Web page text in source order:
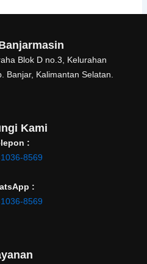
Blok D no.3, Kelurahan
Banjar, Kalimantan Selatan.
Kami
:
8569
:
8569